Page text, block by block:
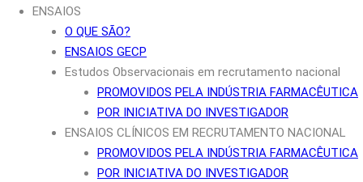
ENSAIOS
O QUE SÃO?
ENSAIOS GECP
Estudos Observacionais em recrutamento nacional
PROMOVIDOS PELA INDÚSTRIA FARMACÊUTICA
POR INICIATIVA DO INVESTIGADOR
ENSAIOS CLÍNICOS EM RECRUTAMENTO NACIONAL
PROMOVIDOS PELA INDÚSTRIA FARMACÊUTICA
POR INICIATIVA DO INVESTIGADOR